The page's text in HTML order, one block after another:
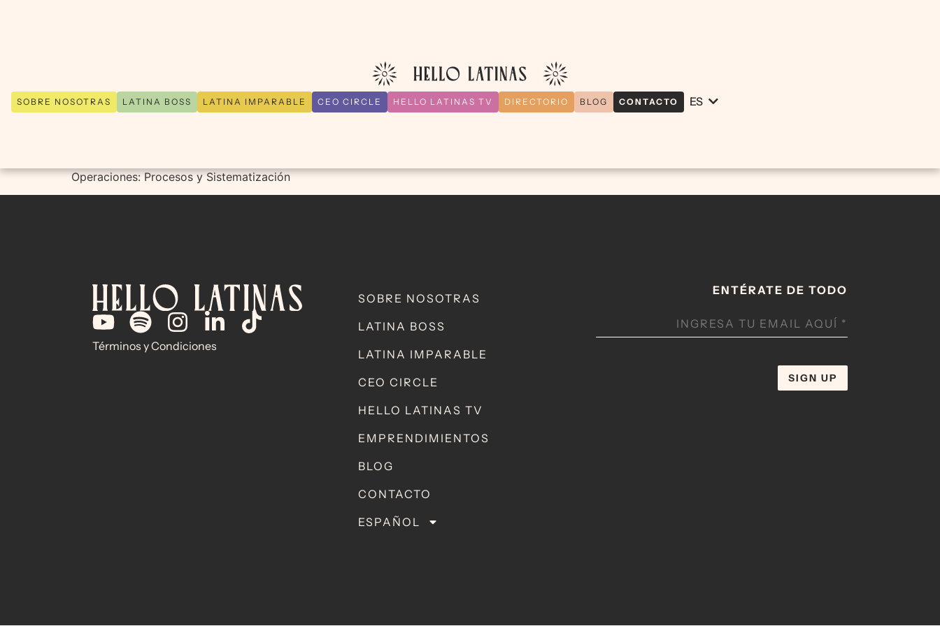
SOBRE NOSOTRAS LATINA BOSS LATINA IMPARABLE CEO CIRCLE HELLO LATINAS TV DIRECTORIO BLOG CONTACTO ES
EN
Operaciones: Procesos y Sistematización
Términos y Condiciones
SOBRE NOSOTRAS
LATINA BOSS
LATINA IMPARABLE
CEO CIRCLE
HELLO LATINAS TV
EMPRENDIMIENTOS
BLOG
CONTACTO
ESPAÑOL
ENTÉRATE DE TODO
INGRESA TU EMAIL AQUÍ *
SIGN UP